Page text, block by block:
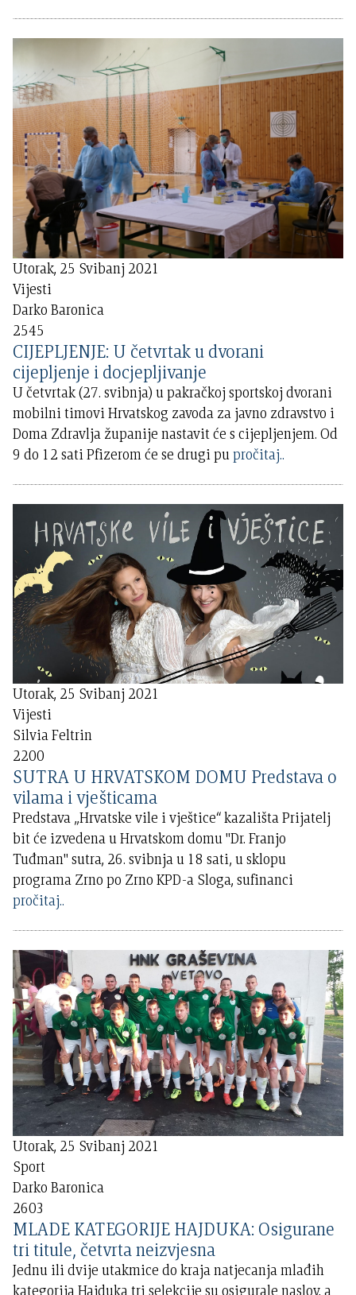
Utorak, 25 Svibanj 2021
Vijesti
Darko Baronica
2545
CIJEPLJENJE: U četvrtak u dvorani
cijepljenje i docjepljivanje
U četvrtak (27. svibnja) u pakračkoj sportskoj dvorani
mobilni timovi Hrvatskog zavoda za javno zdravstvo i
Doma Zdravlja županije nastavit će s cijepljenjem. Od
9 do 12 sati Pfizerom će se drugi pupročitaj..
Utorak, 25 Svibanj 2021
Vijesti
Silvia Feltrin
2200
SUTRA U HRVATSKOM DOMU Predstava o
vilama i vješticama
Predstava „Hrvatske vile i vještice“ kazališta Prijatelj
bit će izvedena u Hrvatskom domu "Dr. Franjo
Tuđman" sutra, 26. svibnja u 18 sati, u sklopu
programa Zrno po Zrno KPD-a Sloga, sufinanci
pročitaj..
Utorak, 25 Svibanj 2021
Sport
Darko Baronica
2603
MLADE KATEGORIJE HAJDUKA: Osigurane
tri titule, četvrta neizvjesna
Jednu ili dvije utakmice do kraja natjecanja mlađih
kategorija Hajduka tri selekcije su osigurale naslov, a